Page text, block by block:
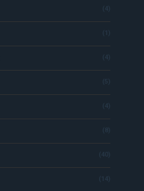
(4)
(1)
(4)
(5)
(4)
(8)
(40)
(14)